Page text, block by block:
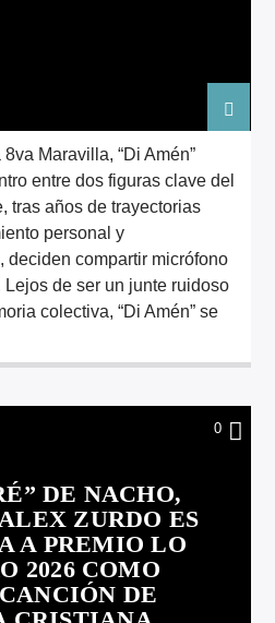
Maravilla, “Di Amén”
entre dos figuras clave del
tras años de trayectorias
personal y
deciden compartir micrófono
de ser un junte ruidoso
colectiva, “Di Amén” se
0
DE NACHO,
ZURDO ES
A PREMIO LO
2026 COMO
DE